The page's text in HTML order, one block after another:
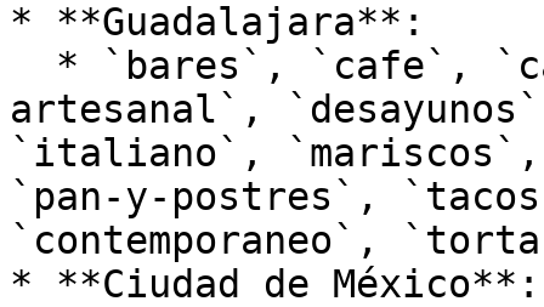
* **Guadalajara**:
artesanal`,
`italiano`,
`pan-y-postres`,
`contemporaneo`,
* **Ciudad de México**: